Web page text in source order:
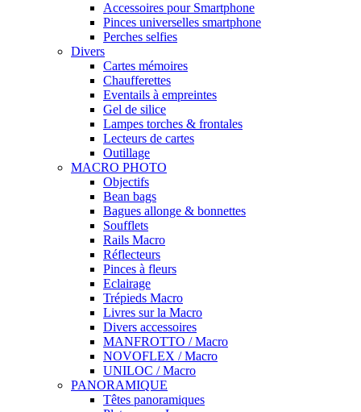
Accessoires pour Smartphone
Pinces universelles smartphone
Perches selfies
Divers
Cartes mémoires
Chaufferettes
Eventails à empreintes
Gel de silice
Lampes torches & frontales
Lecteurs de cartes
Outillage
MACRO PHOTO
Objectifs
Bean bags
Bagues allonge & bonnettes
Soufflets
Rails Macro
Réflecteurs
Pinces à fleurs
Eclairage
Trépieds Macro
Livres sur la Macro
Divers accessoires
MANFROTTO / Macro
NOVOFLEX / Macro
UNILOC / Macro
PANORAMIQUE
Têtes panoramiques